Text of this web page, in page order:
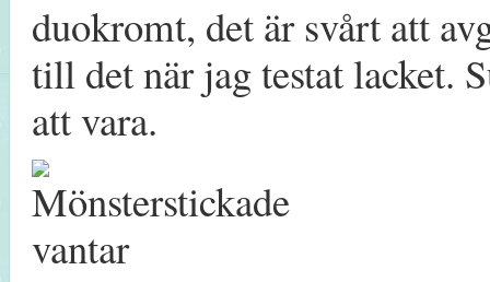
duokromt, det är svårt att
till det när jag testat lacket.
att vara.